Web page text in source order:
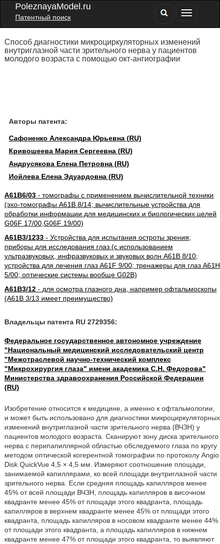
PoleznayaModel.ru
Патентный поиск
Способ диагностики микроциркуляторных изменений
внутриглазной части зрительного нерва у пациентов
молодого возраста с помощью окт-ангиографии
Авторы патента:
Сафоненко Александра Юрьевна (RU)
Кривошеева Мария Сергеевна (RU)
Андрусякова Елена Петровна (RU)
Иойлева Елена Эдуардовна (RU)
A61B6/03- томографы с применением вычислительной техники
(эхо-томографы A61B 8/14; вычислительные устройства для
обработки информации для медицинских и биологических целей
G06F 17/00,G06F 19/00)
A61B3/1233- Устройства для испытания остроты зрения;
приборы для исследования глаз (с использованием
ультразвуковых, инфразвуковых и звуковых волн A61B 8/10;
устройства для лечения глаз A61F 9/00; тренажеры для глаз A61H
5/00; оптические системы вообще G02B)
A61B3/12- для осмотра глазного дна, например офтальмоскопы
(A61B 3/13 имеет преимущество)
Владельцы патента RU 2729356:
Федеральное государственное автономное учреждение
"Национальный медицинский исследовательский центр
"Межотраслевой научно-технический комплекс
"Микрохирургия глаза" имени академика С.Н. Федорова"
Министерства здравоохранения Российской Федерации
(RU)
Изобретение относится к медицине, а именно к офтальмологии,
и может быть использовано для диагностики микроциркуляторных
изменений внутриглазной части зрительного нерва (ВЧЗН) у
пациентов молодого возраста. Сканируют зону диска зрительного
нерва с перипапиллярной областью обследуемого глаза по кругу
методом оптической когерентной томографии по протоколу Angio
Disk QuickVue 4,5 × 4,5 мм. Измеряют соотношение площади,
занимаемой капиллярами, ко всей площади внутриглазной части
зрительного нерва. Если средняя площадь капилляров менее
45% от всей площади ВЧЗН, площадь капилляров в височном
квадранте менее 45% от площади этого квадранта, площадь
капилляров в верхнем квадранте менее 45% от площади этого
квадранта, площадь капилляров в носовом квадранте менее 44%
от площади этого квадранта, а площадь капилляров в нижнем
квадранте менее 47% от площади этого квадранта, то выявляют